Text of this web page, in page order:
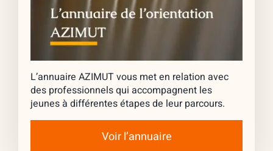
L’annuaire AZIMUT vous met en relation avec
des professionnels qui accompagnent les
jeunes à différentes étapes de leur parcours.
Voir l’annuaire